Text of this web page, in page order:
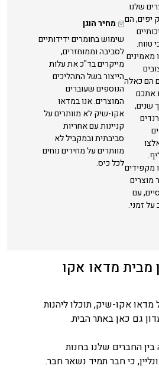
שלנו
יפים, הם
טווח.
מאמינים
הם כאלה
אתכם
שנים,
מקפידים
מוצרים
עם
על זמני.
מחיר הוגן
שימוש בחומרים ידידותיים
לסביבה וממוחזרים,
מייקרים בד"כ את עלות
הייצור בשל התהליכים
הנוספים שעוברים
המוצרים. אנו במדאו
אקו-שיק לא מוותרים על
קניינות עם אחריות
סביבתית ובמקביל לא
מוותרים על מחירים נוחים
לכל כיס.
מבית מדאו אקו
מדאו אקו-שיק, תוכלו ליהנות
גם כאן באתר הבית.
החברים שלנו בחנות
כי חבר תמיד נשאר חבר.